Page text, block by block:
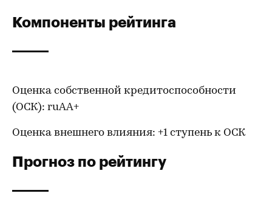
Компоненты рейтинга
Оценка собственной кредитоспособности
(ОСК): ruAA+
Оценка внешнего влияния: +1 ступень к ОСК
Прогноз по рейтингу